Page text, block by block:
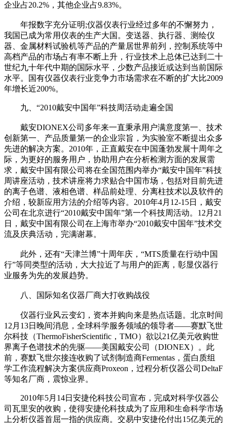
企业占20.2%，其他企业占9.83%。
年报数字充分证明;仪器仪表行业经过多年的不懈努力，
我国已成为常用仪表的生产大国。变送器、执行器、测绘仪
器、金属材料试验机等产品的产量居世界前列，控制系统等中
高档产品的市场占有率不断上升，行业技术上总体已达到二十
世纪九十年代中期的国际水平，少数产品接近或达到当前国际
水平。国有仪器仪表行业竞争力市场需求在不断的扩大比2009
年增长近200%。
九、“2010戴安中国年”科技周活动走遍全国
戴安DIONEX公司多年来一直秉承用户满意度第一、技术
创新第一、产品质量第一的企业宗旨，为实验室不断提出众多
先进的解决方案。2010年，正直戴安在中国蓬勃发展十周年之
际，为更好的服务用户，协助用户在分析检测方面的发展需
求，戴安中国有限公司将在全国范围内举办“戴安中国年”科技
周讲座活动，技术讲座将力求贴合中国市场，包括对目前先进
的离子色谱、液相色谱、样品前处理、分离柱技术以及软件的
介绍，较新应用方法的介绍等内容。2010年4月12-15日，戴安
公司在北京进行“2010戴安中国年”第一个科技周活动。12月21
日，戴安中国有限公司在上海市举办“2010戴安中国年”技术交
流及庆典活动，完满谢幕。
此外，还有“天津兰博”十周年庆，“MTS质量在行动中国
行”等同类型的活动，大大拉近了与用户的距离，彰显仪器行
业服务为先的发展趋势。
八、国际知名仪器厂商大打收购战役
仪器行业风云变幻，资本并购向来是热点话题。北京时间
12月13日晚间消息，全球科学服务领域的领导者——赛默飞世
尔科技（ThermoFisherScientific，TMO）欲以21亿美元收购世
界离子色谱技术的先驱——美国戴安公司（DIONEX）。此
前，赛默飞世尔接连收购了试剂制造商Fermentas，蛋白质组
学工作流程解决方案供应商Proxeon，过程分析仪器公司DeltaF
等知名厂商，震惊业界。
2010年5月14日安捷伦科技公司宣布，完成对科学仪器公
司瓦里安的收购，使得安捷伦科技成为了应用和生命科学市场
上分析仪器首屈一指的供应商。交易中安捷伦付出15亿美元的